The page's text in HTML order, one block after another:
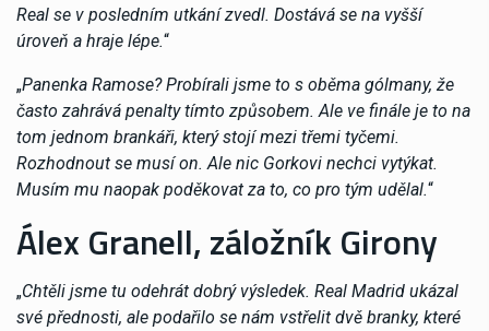
Real se v posledním utkání zvedl. Dostává se na vyšší
úroveň a hraje lépe.“
„Panenka Ramose? Probírali jsme to s oběma gólmany, že
často zahrává penalty tímto způsobem. Ale ve finále je to na
tom jednom brankáři, který stojí mezi třemi tyčemi.
Rozhodnout se musí on. Ale nic Gorkovi nechci vytýkat.
Musím mu naopak poděkovat za to, co pro tým udělal.“
Álex Granell, záložník Girony
„Chtěli jsme tu odehrát dobrý výsledek. Real Madrid ukázal
své přednosti, ale podařilo se nám vstřelit dvě branky, které